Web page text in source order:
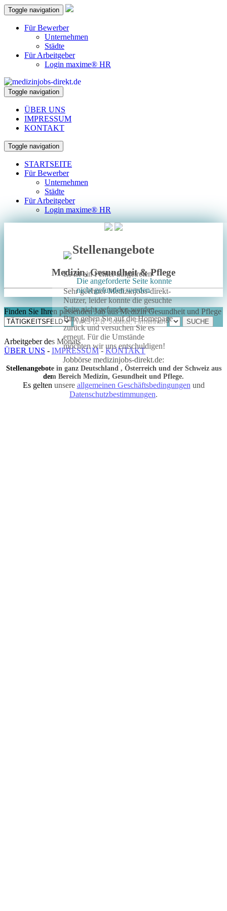
Toggle navigation
Für Bewerber
Unternehmen
Städte
Für Arbeitgeber
Login maxime® HR
Toggle navigation
ÜBER UNS
IMPRESSUM
KONTAKT
Toggle navigation
STARTSEITE
Für Bewerber
Unternehmen
Städte
Für Arbeitgeber
Login maxime® HR
Stellenangebote
Medizin, Gesundheit & Pflege
Die angeforderte Seite konnte
nicht gefunden werden
Es ist ein Fehler aufgetreten
Sehr geehrter Medizinjobs-direkt-
Nutzer, leider konnte die gesuchte
Seite nicht gefunden werden.
Bitte gehen Sie auf die Homepage
zurück und versuchen Sie es
erneut. Für die Umstände
möchten wir uns entschuldigen!
Finden Sie Ihren passenden Job aus Medizin Gesundheit und Pflege
Arbeitgeber des Monats
ÜBER UNS - IMPRESSUM- KONTAKT
Jobbörse medizinjobs-direkt.de:
Stellenangebote in ganz Deutschland , Österreich und der Schweiz aus
dem Bereich Medizin, Gesundheit und Pflege.
Es gelten unsere allgemeinen Geschäftsbedingungen und
Datenschutzbestimmungen.